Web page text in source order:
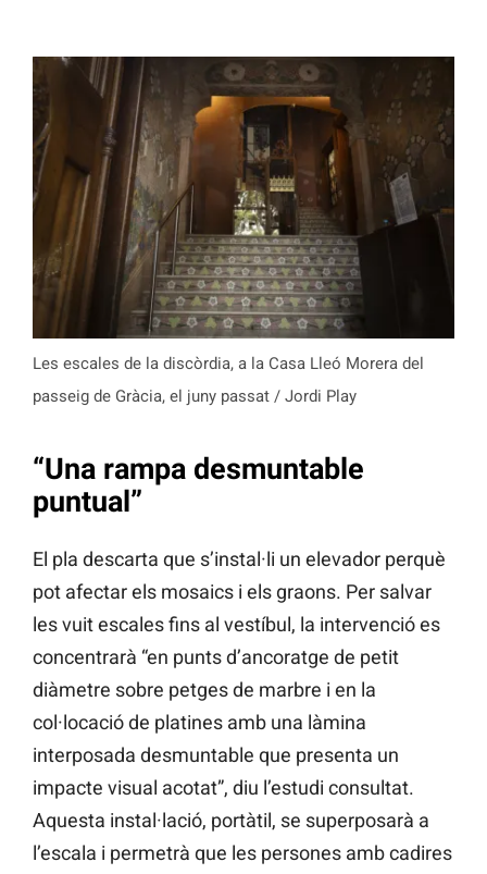
Les escales de la discòrdia, a la Casa Lleó Morera del
passeig de Gràcia, el juny passat / Jordi Play
“Una rampa desmuntable
puntual”
El pla descarta que s’instal·li un elevador perquè
pot afectar els mosaics i els graons. Per salvar
les vuit escales fins al vestíbul, la intervenció es
concentrarà “en punts d’ancoratge de petit
diàmetre sobre petges de marbre i en la
col·locació de platines amb una làmina
interposada desmuntable que presenta un
impacte visual acotat”, diu l’estudi consultat.
Aquesta instal·lació, portàtil, se superposarà a
l’escala i permetrà que les persones amb cadires